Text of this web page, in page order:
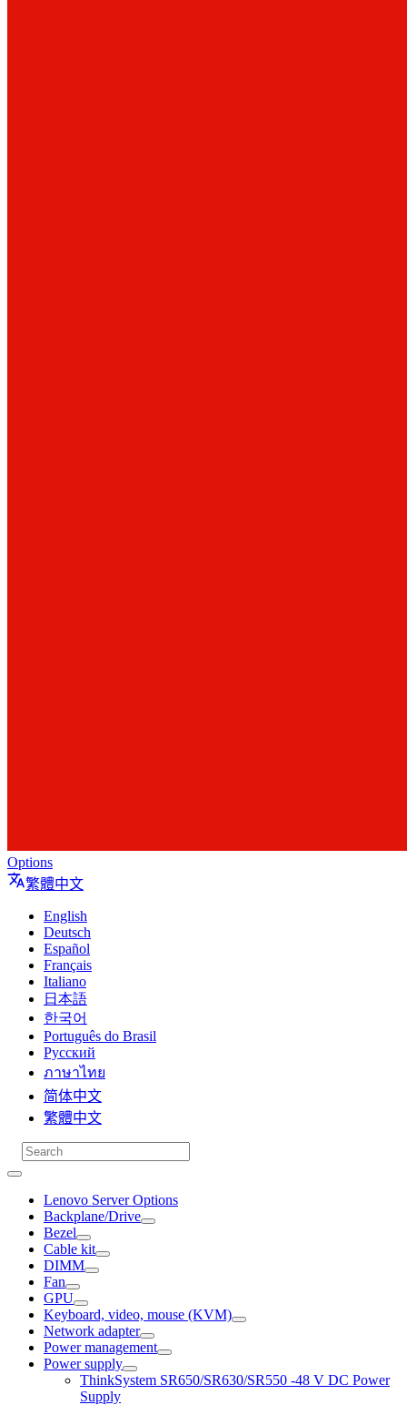
Options
繁體中文
English
Deutsch
Español
Français
Italiano
日本語
한국어
Português do Brasil
Русский
ภาษาไทย
简体中文
繁體中文
Lenovo Server Options
Backplane/Drive
Bezel
Cable kit
DIMM
Fan
GPU
Keyboard, video, mouse (KVM)
Network adapter
Power management
Power supply
ThinkSystem SR650/SR630/SR550 -48 V DC Power
Supply